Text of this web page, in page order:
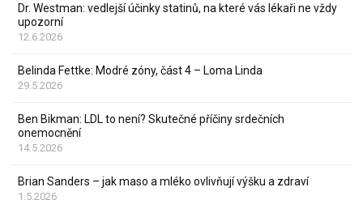
Dr. Westman: vedlejší účinky statinů, na které vás lékaři ne vždy
upozorní
12.6.2026
Belinda Fettke: Modré zóny, část 4 – Loma Linda
29.5.2026
Ben Bikman: LDL to není? Skutečné příčiny srdečních
onemocnění
14.5.2026
Brian Sanders – jak maso a mléko ovlivňují výšku a zdraví
1.5.2026